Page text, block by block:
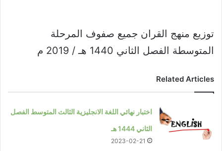
توزيع منهج القران جميع صفوف المرحلة
المتوسطة الفصل الثاني 1440 هـ / 2019 م
Related Articles
اختبار نهائي اللغة الانجليزية الثالث المتوسط الفصل
الثاني 1444 هـ
2023-02-21